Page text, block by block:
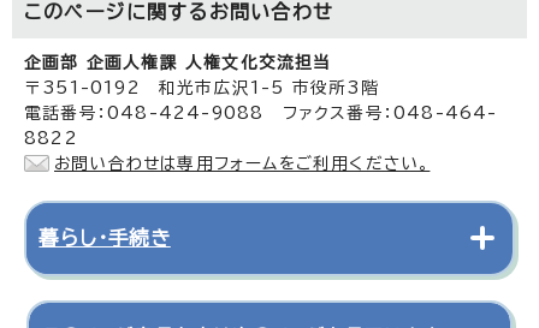
このページに関する お問い合わせ
企画部 企画人権課 人権文化交流担当
〒351-0192 和光市広沢1-5 市役所3階
電話番号：048-424-9088 ファクス番号：048-464-
8822
お問い合わせは専用フォームをご利用ください。
暮らし・手続き